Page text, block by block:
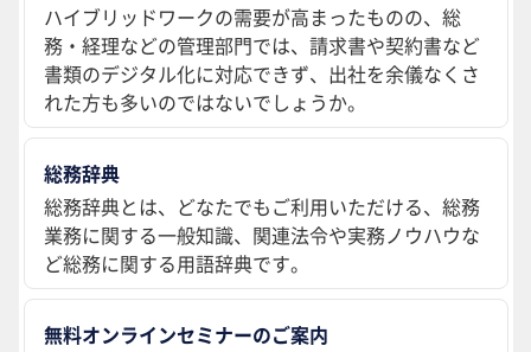
ハイブリッドワークの需要が高まったものの、総
務・経理などの管理部門では、請求書や契約書など
書類のデジタル化に対応できず、出社を余儀なくさ
れた方も多いのではないでしょうか。
総務辞典
総務辞典とは、どなたでもご利用いただける、総務
業務に関する一般知識、関連法令や実務ノウハウな
ど総務に関する用語辞典です。
無料オンラインセミナーのご案内